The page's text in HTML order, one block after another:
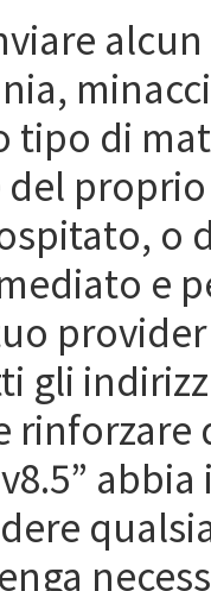
tipo di
o
e
gli